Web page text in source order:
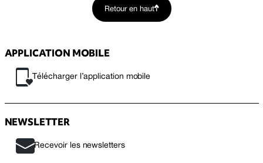
Retour en haut
APPLICATION MOBILE
Télécharger l’application mobile
NEWSLETTER
Recevoir les newsletters